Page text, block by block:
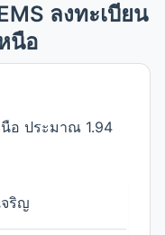
ลงทะเบียน
นือ
อ ประมาณ 1.94
ริญ